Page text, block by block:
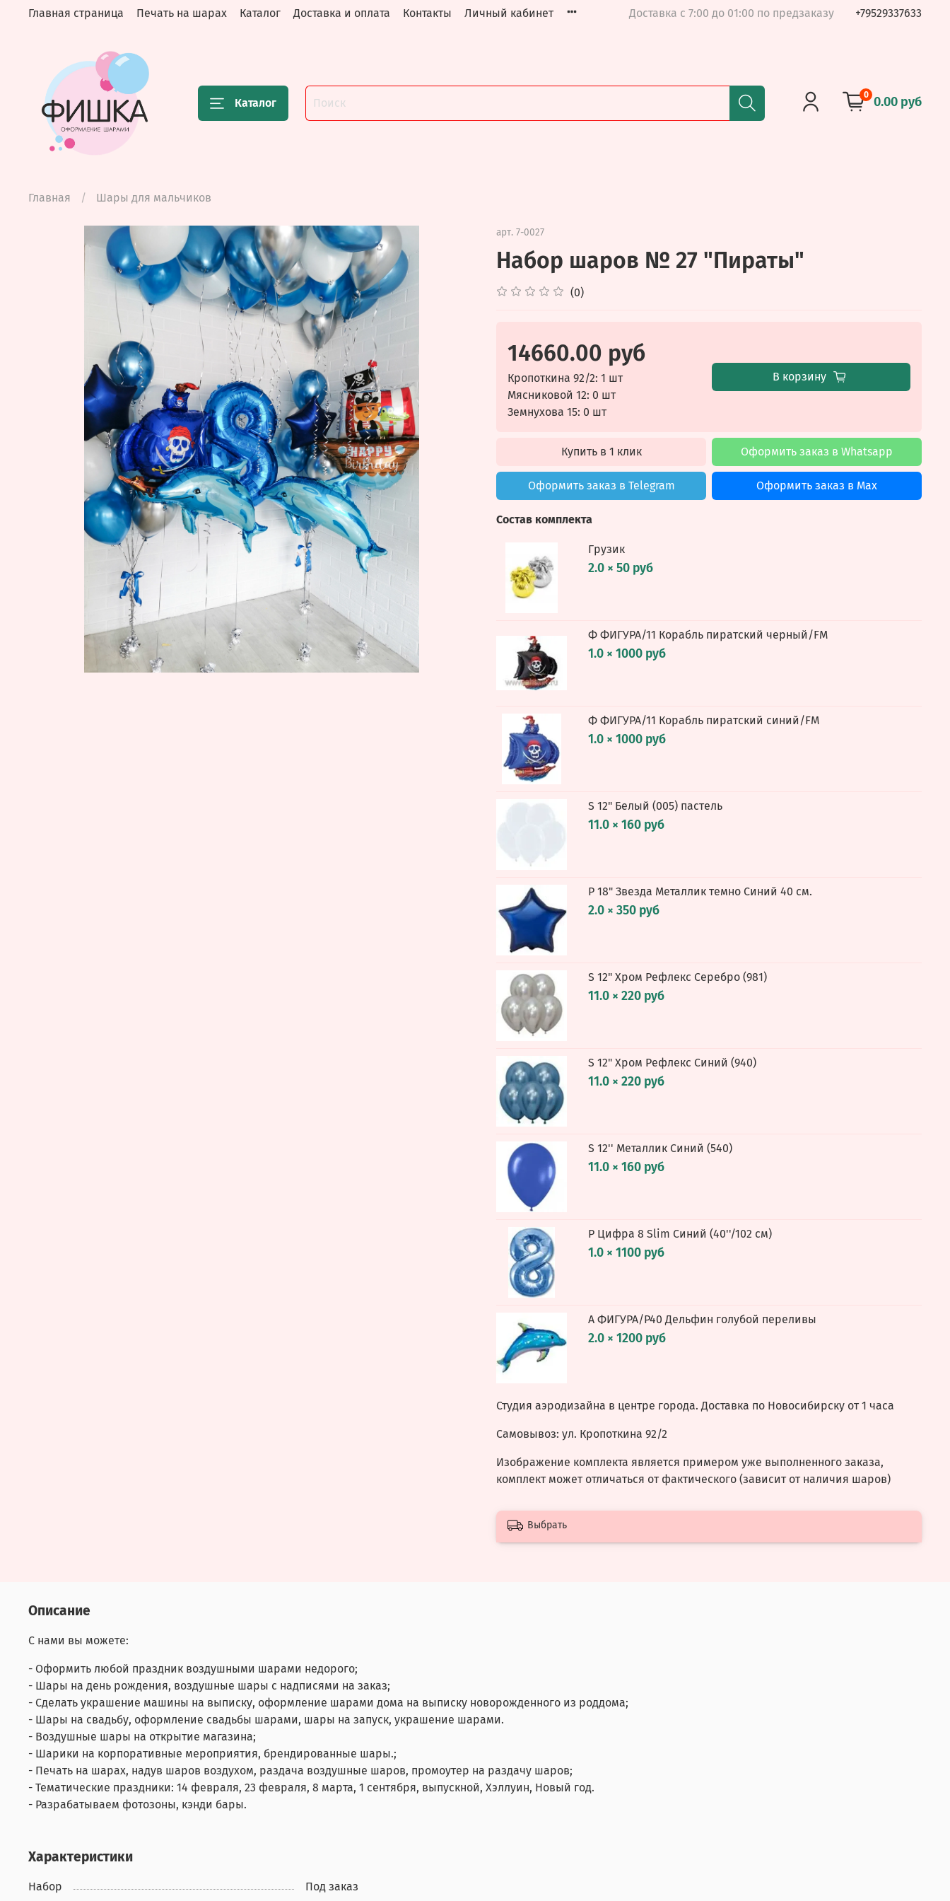
Главная страница Печать на шарах Каталог Доставка и оплата Контакты Личный кабинет Доставка с 7:00 до 01:00 по предзаказу +79529337633
Каталог
0 0.00 руб
Главная Шары для мальчиков
арт. 7-0027
Набор шаров № 27 "Пираты"
(0)
14660.00 руб
Кропоткина 92/2: 1 шт
Мясниковой 12: 0 шт
Земнухова 15: 0 шт
В корзину
Купить в 1 клик Оформить заказ в Whatsapp
Оформить заказ в Telegram Оформить заказ в Max
Состав комплекта
Грузик
2.0 × 50 руб
Ф ФИГУРА/11 Корабль пиратский черный/FM
1.0 × 1000 руб
Ф ФИГУРА/11 Корабль пиратский синий/FM
1.0 × 1000 руб
S 12" Белый (005) пастель
11.0 × 160 руб
Р 18" Звезда Металлик темно Синий 40 см.
2.0 × 350 руб
S 12" Хром Рефлекс Серебро (981)
11.0 × 220 руб
S 12" Хром Рефлекс Синий (940)
11.0 × 220 руб
S 12'' Металлик Синий (540)
11.0 × 160 руб
Р Цифра 8 Slim Синий (40''/102 см)
1.0 × 1100 руб
А ФИГУРА/P40 Дельфин голубой переливы
2.0 × 1200 руб
Студия аэродизайна в центре города. Доставка по Новосибирску от 1 часа
Самовывоз: ул. Кропоткина 92/2
Изображение комплекта является примером уже выполненного заказа,
комплект может отличаться от фактического (зависит от наличия шаров)
Выбрать
Описание
С нами вы можете:
- Оформить любой праздник воздушными шарами недорого;
- Шары на день рождения, воздушные шары с надписями на заказ;
- Сделать украшение машины на выписку, оформление шарами дома на выписку новорожденного из роддома;
- Шары на свадьбу, оформление свадьбы шарами, шары на запуск, украшение шарами.
- Воздушные шары на открытие магазина;
- Шарики на корпоративные мероприятия, брендированные шары.;
- Печать на шарах, надув шаров воздухом, раздача воздушные шаров, промоутер на раздачу шаров;
- Тематические праздники: 14 февраля, 23 февраля, 8 марта, 1 сентября, выпускной, Хэллуин, Новый год.
- Разрабатываем фотозоны, кэнди бары.
Характеристики
Набор Под заказ